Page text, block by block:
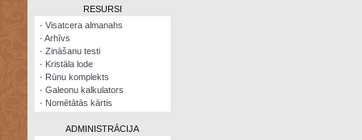
RESURSI
· Visatcera almanahs
· Arhīvs
· Zināšanu testi
· Kristāla lode
· Rūnu komplekts
· Galeonu kalkulators
· Nomētātās kārtis
ADMINISTRĀCIJA